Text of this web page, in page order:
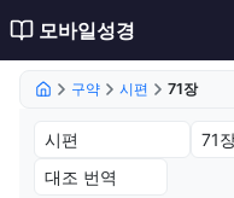
모바일성경
구약 시편 71장